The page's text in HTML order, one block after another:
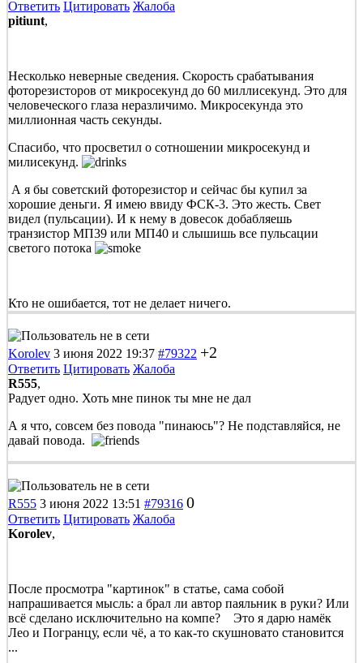
Ответить Цитировать Жалоба
pitiunt,
Несколько неверные сведения. Скорость срабатывания
фоторезисторов от микросекунд до 60 миллисекунд. Это для
человеческого глаза неразличимо. Микросекунда это
миллионная часть секунды.
Спасибо, что просветил о сотношении микросекунд и
милисекунд.
А я бы советский фоторезистор и сейчас бы купил за
хорошие деньги. Я имею ввиду ФСК-3. Это жесть. Свет
видел (пульсации). И к нему в довесок добабляешь
транзистор МП39 или МП40 и слышишь все пульсации
светого потока
Кто не ошибается, тот не делает ничего.
Korolev 3 июня 2022 19:37 #79322 +2
Ответить Цитировать Жалоба
R555,
Радует одно. Хоть мне пинок ты мне не дал
А я что, совсем без повода "пинаюсь"? Не подставляйся, не
давай повода.
R555 3 июня 2022 13:51 #79316 0
Ответить Цитировать Жалоба
Korolev,
После просмотра "картинок" в статье, сама собой
напрашивается мысль: а брал ли автор паяльник в руки? Или
всё сделано исключительно на компе? Это я дарю намёк
Лео и Погранцу, если чё, а то как-то скушновато становится
...